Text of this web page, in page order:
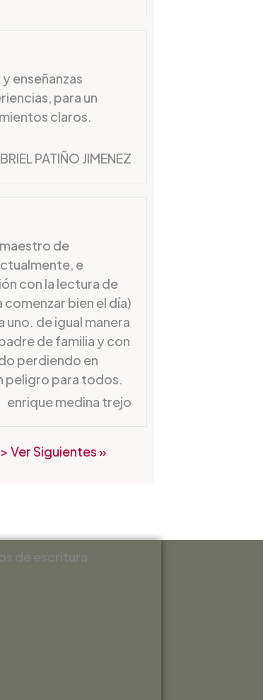
enseñanzas
para un
claros.
PATIÑO JIMENEZ
de
e
con la lectura de
bien el día)
uno. de igual manera
de familia y con
perdiendo en
peligro para todos.
enrique medina trejo
Ver Siguientes »
de escritura